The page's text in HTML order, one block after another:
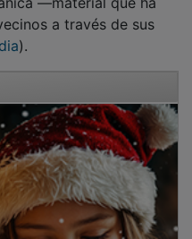
a través de sus
).